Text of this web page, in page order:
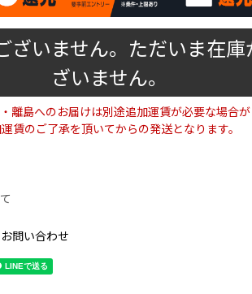
ざいません。ただいま在庫
ざいません。
離島へのお届けは別途追加運賃が必要な場合が
賃のご了承を頂いてからの発送となります。
問い合わせ